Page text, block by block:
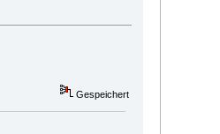
Gespeichert